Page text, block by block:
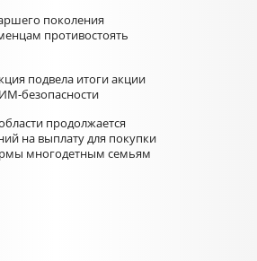
поколения
противостоять
подвела итоги акции
безопасности
продолжается
на выплату для покупки
многодетным семьям